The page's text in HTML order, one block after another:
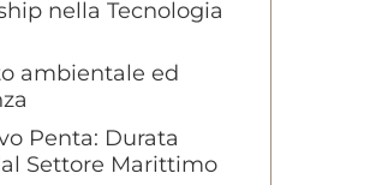
nella Tecnologia
ambientale ed
Penta: Durata
Settore Marittimo